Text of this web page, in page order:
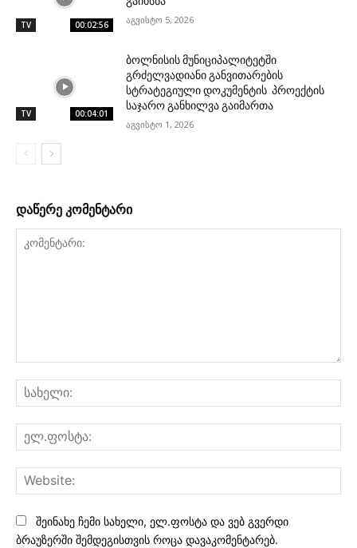
TV 00:02:56 აგვისტო 5, 2026
TV 00:04:01
ბოლნისის მუნიციპალიტეტში
გრძელვადიანი განვითარების
სტრატეგიული დოკუმენტის პროექტის
საჯარო განხილვა გაიმართა
აგვისტო 1, 2026
დაწერე კომენტარი
შეინახე ჩემი სახელი, ელ.ფოსტა და ვებ გვერდი
ბრაუზერში შემდეგისთვის როცა დავაკომენტარებ.